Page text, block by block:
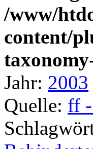
/www/
content/
Jahr: 2003
Quelle: ff